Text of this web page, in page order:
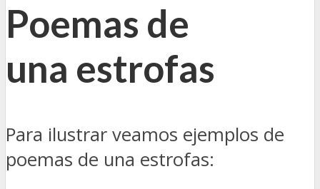
Poemas de
una estrofas
Para ilustrar veamos ejemplos de
poemas de una estrofas: